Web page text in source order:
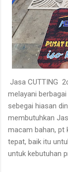
Jasa CUTTING
melayani
sebegai hiasan
membutuhkan
macam bahan, pt
tepat, baik itu
untuk kebutuhan